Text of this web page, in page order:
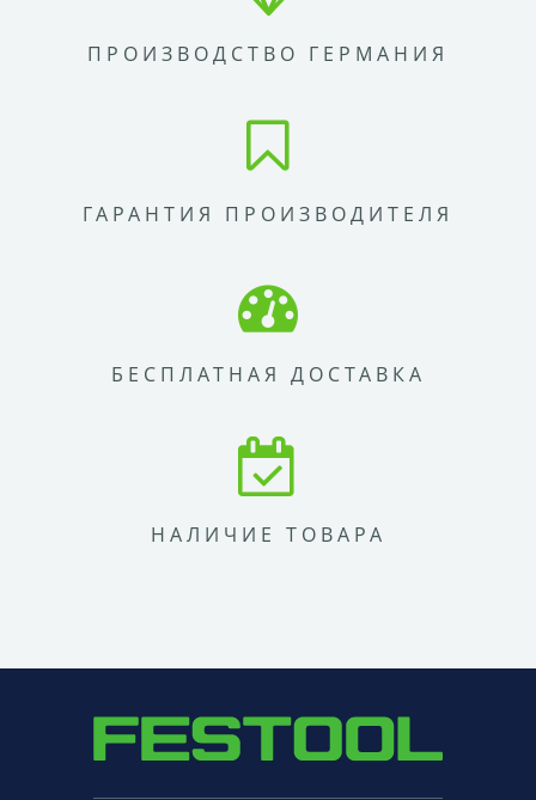
ПРОИЗВОДСТВО ГЕРМАНИЯ
ГАРАНТИЯ ПРОИЗВОДИТЕЛЯ
БЕСПЛАТНАЯ ДОСТАВКА
НАЛИЧИЕ ТОВАРА